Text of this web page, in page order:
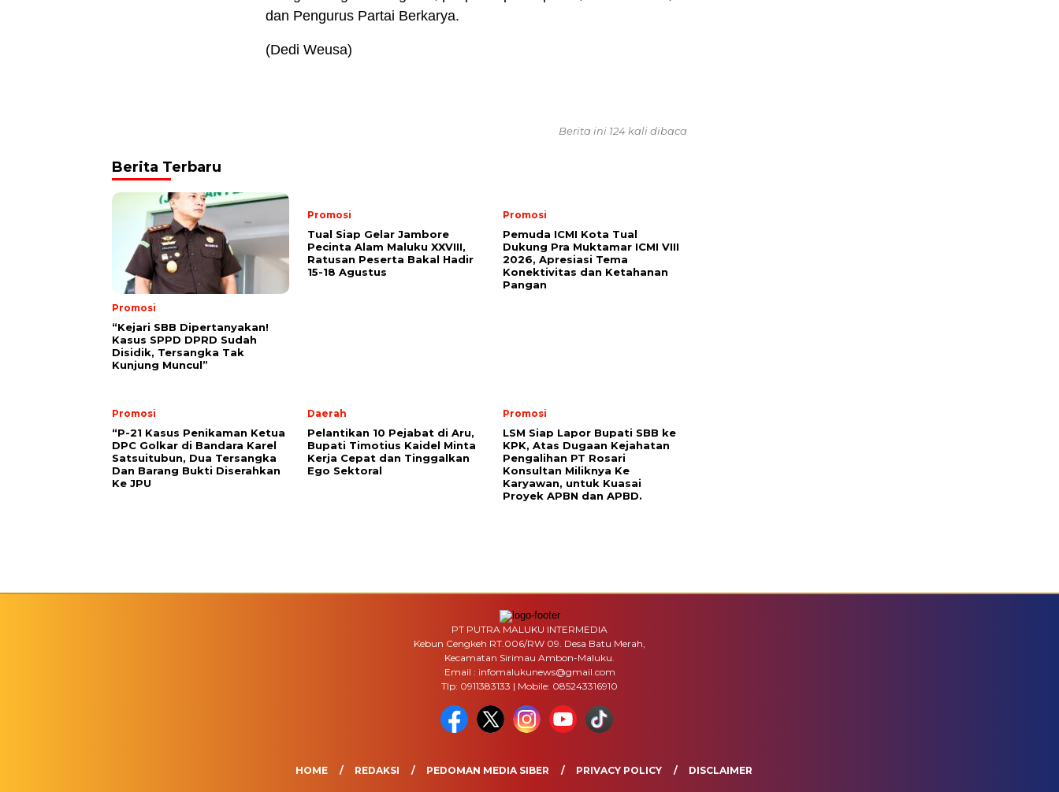
dan Pengurus Partai Berkarya.
(Dedi Weusa)
Berita ini 124 kali dibaca
Berita Terbaru
Promosi
“Kejari SBB Dipertanyakan!
Kasus SPPD DPRD Sudah
Disidik, Tersangka Tak
Kunjung Muncul”
Promosi
Tual Siap Gelar Jambore
Pecinta Alam Maluku XXVIII,
Ratusan Peserta Bakal Hadir
15-18 Agustus
Promosi
Pemuda ICMI Kota Tual
Dukung Pra Muktamar ICMI VIII
2026, Apresiasi Tema
Konektivitas dan Ketahanan
Pangan
Promosi
“P-21 Kasus Penikaman Ketua
DPC Golkar di Bandara Karel
Satsuitubun, Dua Tersangka
Dan Barang Bukti Diserahkan
Ke JPU
Daerah
Pelantikan 10 Pejabat di Aru,
Bupati Timotius Kaidel Minta
Kerja Cepat dan Tinggalkan
Ego Sektoral
Promosi
LSM Siap Lapor Bupati SBB ke
KPK, Atas Dugaan Kejahatan
Pengalihan PT Rosari
Konsultan Miliknya Ke
Karyawan, untuk Kuasai
Proyek APBN dan APBD.
PT PUTRA MALUKU INTERMEDIA
Kebun Cengkeh RT.006/RW 09. Desa Batu Merah,
Kecamatan Sirimau Ambon-Maluku.
Email : infomalukunews@gmail.com
Tlp: 0911383133 | Mobile: 085243316910
HOME REDAKSI PEDOMAN MEDIA SIBER PRIVACY POLICY DISCLAIMER